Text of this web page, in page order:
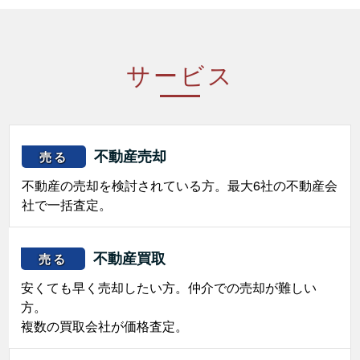
サービス
売る 不動産売却
不動産の売却を検討されている方。最大6社の不動産会
社で一括査定。
売る 不動産買取
安くても早く売却したい方。仲介での売却が難しい
方。
複数の買取会社が価格査定。